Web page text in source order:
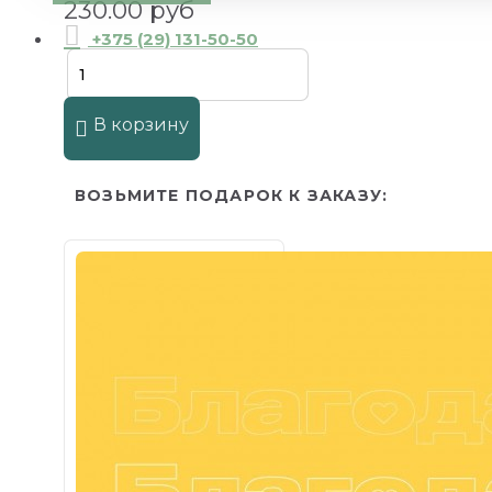
+375 (29) 131-50-50
230.00 руб
В корзину
ВОЗЬМИТЕ ПОДАРОК К ЗАКАЗУ: